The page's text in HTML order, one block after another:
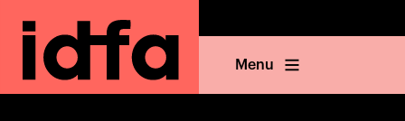
Menu